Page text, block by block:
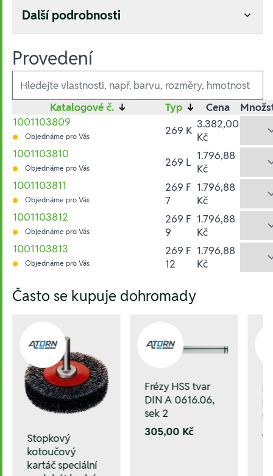
Další podrobnosti
Provedení
Ausführungen
Katalogové č. ↓ Typ ↓ Cena
1001103809
Objednáme pro Vás 269 K 3.382,00
Kč
1001103810
Objednáme pro Vás 269 L 1.796,88
Kč
1001103811
Objednáme pro Vás
269 F
7
1.796,88
Kč
1001103812
Objednáme pro Vás
269 F
9
1.796,88
Kč
1001103813
Objednáme pro Vás
269 F
12
1.796,88
Kč
Často se kupuje dohromady
Stopkový
kotoučový
kartáč speciální
Frézy HSS tvar
DIN A 0616.06,
sek 2
305,00 Kč